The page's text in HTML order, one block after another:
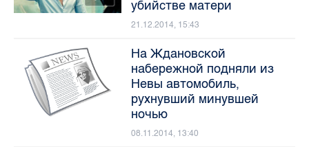
убийстве матери
21.12.2014, 15:43
На Ждановской
набережной подняли из
Невы автомобиль,
рухнувший минувшей
ночью
08.11.2014, 13:40